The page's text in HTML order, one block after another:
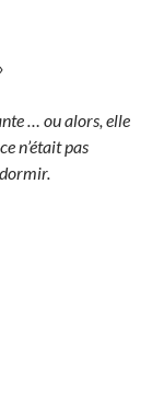
… ou alors, elle
n’était pas